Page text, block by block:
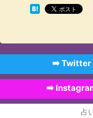
➡️ Twitter
➡️